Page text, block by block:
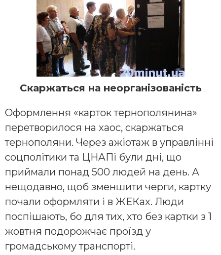
Скаржаться на неорганізованість
Оформлення «карток тернополянина»
перетворилося на хаос, скаржаться
тернополяни. Через ажіотаж в управлінні
соцполітики та ЦНАПі були дні, що
приймали понад 500 людей на день. А
нещодавно, щоб зменшити черги, картку
почали оформляти і в ЖЕКах. Люди
поспішають, бо для тих, хто без картки з 1
жовтня подорожчає проїзд у
громадському транспорті.